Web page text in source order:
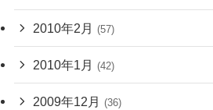
2010年2月 (57)
2010年1月 (42)
2009年12月 (36)